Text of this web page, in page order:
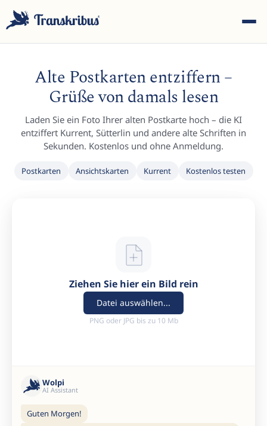
ESC
Alte Postkarten entziffern –
Grüße von damals lesen
Laden Sie ein Foto Ihrer alten Postkarte hoch – die KI
entziffert Kurrent, Sütterlin und andere alte Schriften in
Sekunden. Kostenlos und ohne Anmeldung.
Postkarten Ansichtskarten Kurrent Kostenlos testen
Ziehen Sie hier ein Bild rein
Datei auswählen...
PNG oder JPG bis zu 10 Mb
Wolpi
AI Assistant
Guten Morgen!